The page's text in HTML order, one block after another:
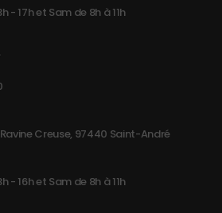
- 17h et Sam de 8h à 11h
Creuse, 97440 Saint-André
- 16h et Sam de 8h à 11h